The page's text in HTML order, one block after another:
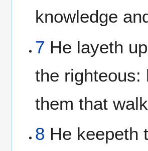
knowledge
7 He layeth
the righteous:
them that
8 He keepeth